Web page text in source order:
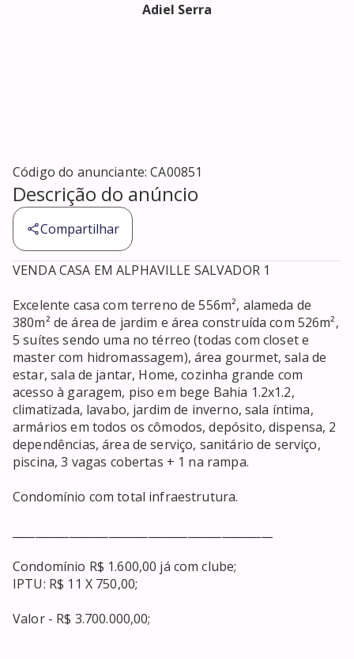
Adiel Serra
Código do anunciante:CA00851
Descrição do anúncio
Compartilhar
VENDA CASA EM ALPHAVILLE SALVADOR 1
Excelente casa com terreno de 556m², alameda de
380m² de área de jardim e área construída com 526m²,
5 suítes sendo uma no térreo (todas com closet e
master com hidromassagem), área gourmet, sala de
estar, sala de jantar, Home, cozinha grande com
acesso à garagem, piso em bege Bahia 1.2x1.2,
climatizada, lavabo, jardim de inverno, sala íntima,
armários em todos os cômodos, depósito, dispensa, 2
dependências, área de serviço, sanitário de serviço,
piscina, 3 vagas cobertas + 1 na rampa.
Condomínio com total infraestrutura.
Condomínio R$ 1.600,00 já com clube;
IPTU: R$ 11 X 750,00;
Valor - R$ 3.700.000,00;